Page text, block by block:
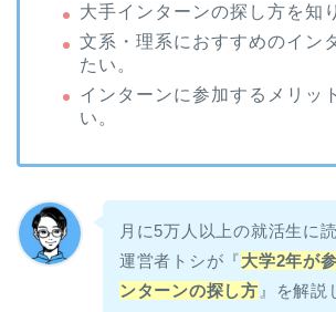
大手インターンの探し方を知
文系・理系におすすめのイン
たい。
インターンに参加するメリッ
い。
月に5万人以上の就活生に
運営者トシが『大学2年が
ンターンの探し方 』を解説